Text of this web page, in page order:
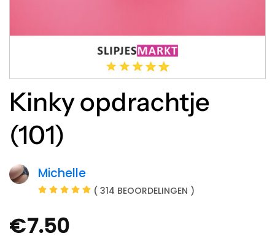
Kinky opdrachtje
(101)
Michelle
( 314 BEOORDELINGEN )
€7.50